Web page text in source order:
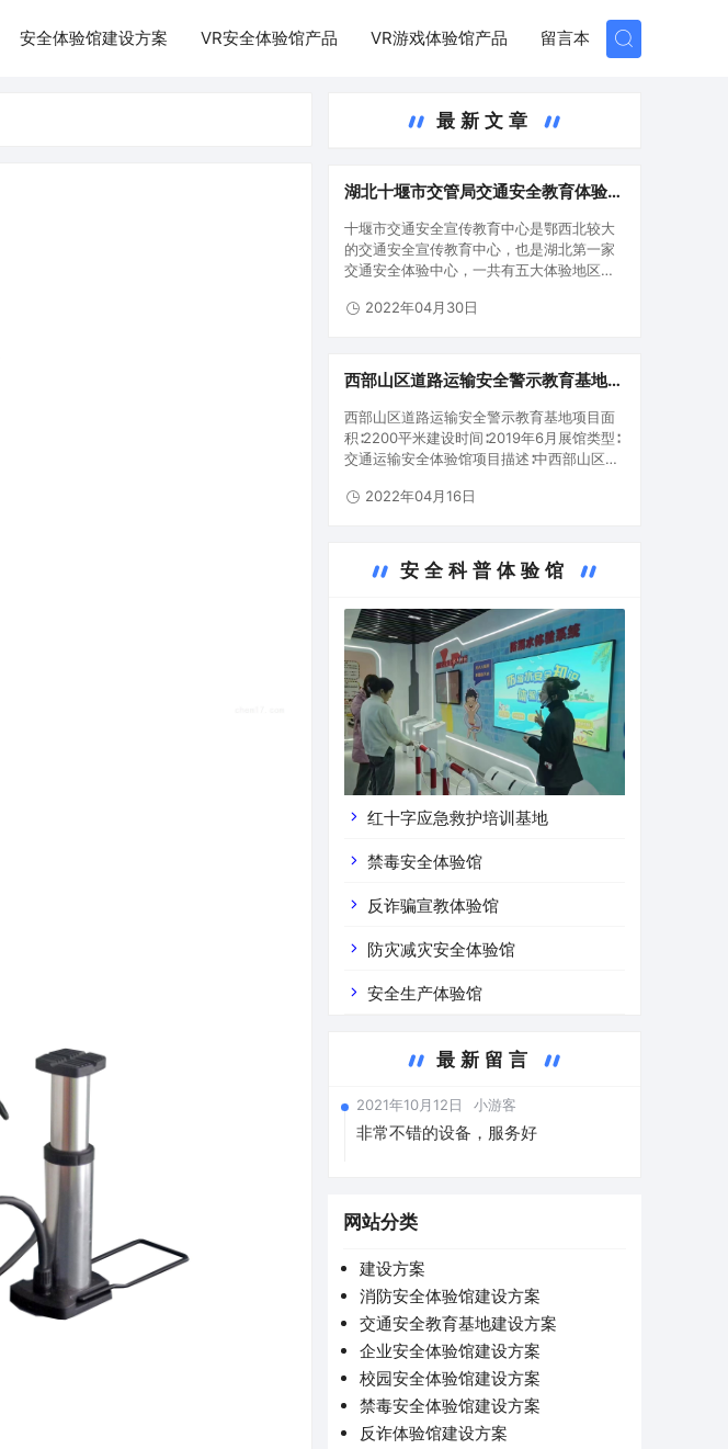
安全体验馆建设方案 VR安全体验馆产品 VR游戏体验馆产品 留言本
最新文章
湖北十堰市交管局交通安全教育体验基
十堰市交通安全宣传教育中心是鄂西北较大
的交通安全宣传教育中心，也是湖北第一家
交通安全体验中心，一共有五大体验地区。
区：交通安全专业知识学习培训区第三地
2022年04月30日
西部山区道路运输安全警示教育基地,
育培训基地
西部山区道路运输安全警示教育基地项目面
积∶2200平米建设时间∶2019年6月展馆类型∶
交通运输安全体验馆项目描述∶中西部山区地
部、贵州市人民政府共创的西部地区第一个
2022年04月16日
安全科普体验馆
红十字应急救护培训基地
禁毒安全体验馆
反诈骗宣教体验馆
防灾减灾安全体验馆
安全生产体验馆
最新留言
2021年10月12日 小游客
非常不错的设备，服务好
网站分类
建设方案
消防安全体验馆建设方案
交通安全教育基地建设方案
企业安全体验馆建设方案
校园安全体验馆建设方案
禁毒安全体验馆建设方案
反诈体验馆建设方案